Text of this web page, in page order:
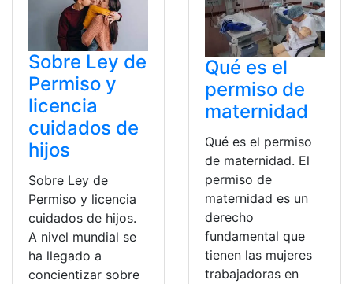
Sobre Ley de
Permiso y
licencia
cuidados de
hijos
Sobre Ley de
Permiso y licencia
cuidados de hijos.
A nivel mundial se
ha llegado a
concientizar sobre
Qué es el
permiso de
maternidad
Qué es el permiso
de maternidad. El
permiso de
maternidad es un
derecho
fundamental que
tienen las mujeres
trabajadoras en